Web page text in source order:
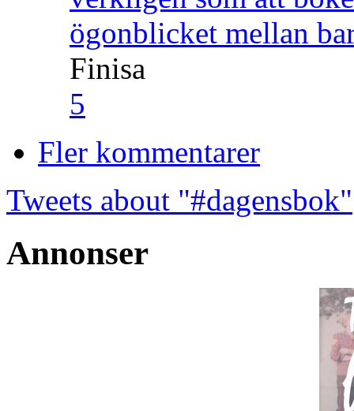
ögonblicket mellan
Finisa
5
Fler kommentarer
Tweets about "#dagensbok"
Annonser